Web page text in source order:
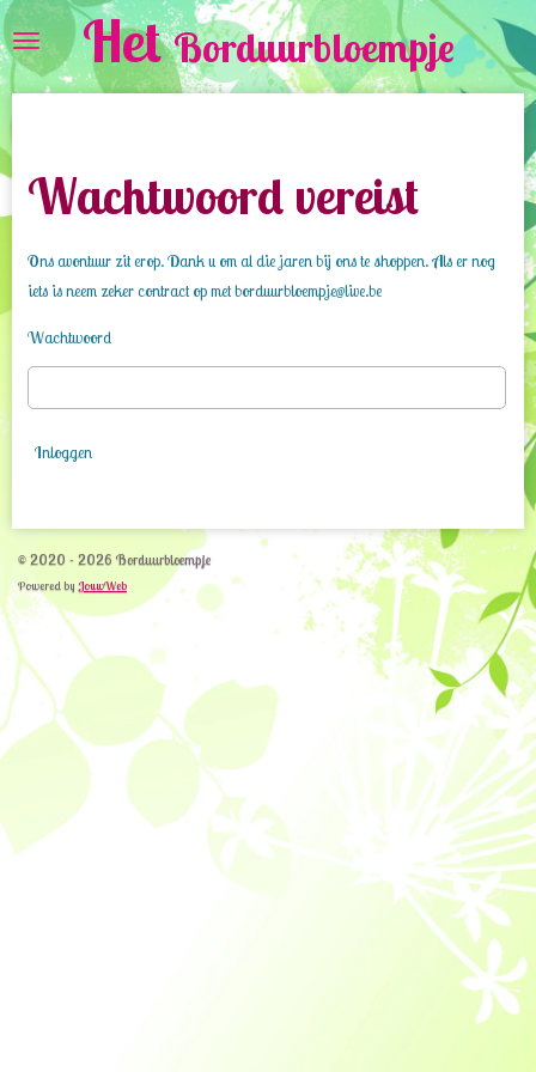
Ga
direct
naar
de
hoofdinhoud
HetBorduurbloempje
Wachtwoord vereist
Ons avontuur zit erop. Dank u om al die jaren bij ons te shoppen. Als er nog
iets is neem zeker contract op met borduurbloempje@live.be
Wachtwoord
Inloggen
© 2020 - 2026 Borduurbloempje
Powered by JouwWeb